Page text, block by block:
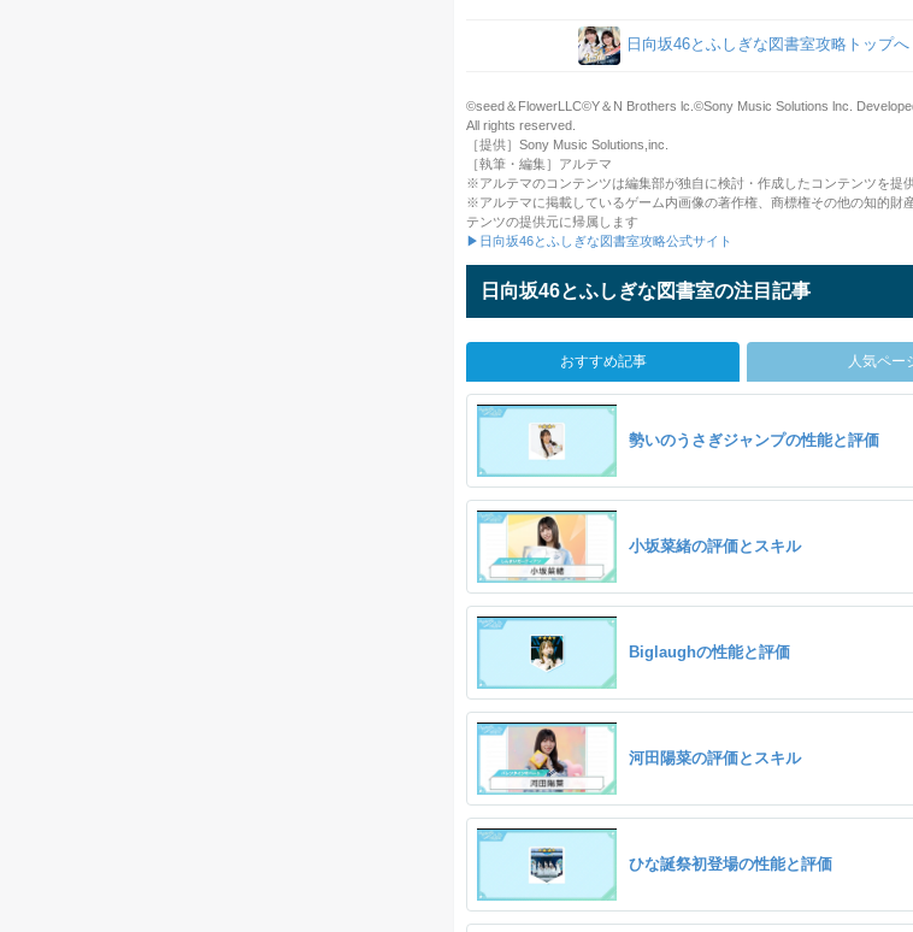
日向坂46とふしぎな図書室攻略トップへ
©seed＆FlowerLLC©️Y＆N Brothers lc.©️Sony Music Solutions lnc.
All rights reserved.
［提供］Sony Music Solutions,inc.
［執筆・編集］アルテマ
※アルテマのコンテンツは編集部が独自に検討・作成したコンテンツを提
※アルテマに掲載しているゲーム内画像の著作権、商標権その他の知的財
テンツの提供元に帰属します
▶日向坂46とふしぎな図書室攻略公式サイト
日向坂46とふしぎな図書室の注目記事
おすすめ記事 人気ペー
勢いのうさぎジャンプの性能と評価
小坂菜緒の評価とスキル
Biglaughの性能と評価
河田陽菜の評価とスキル
ひな誕祭初登場の性能と評価